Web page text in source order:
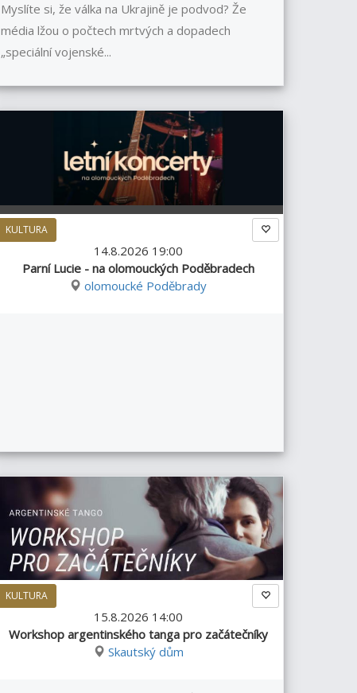
Myslíte si, že válka na Ukrajině je podvod? Že
média lžou o počtech mrtvých a dopadech
„speciální vojenské...
KULTURA
14.8.2026 19:00
Parní Lucie - na olomouckých Poděbradech
olomoucké Poděbrady
KULTURA
15.8.2026 14:00
Workshop argentinského tanga pro začátečníky
Skautský dům